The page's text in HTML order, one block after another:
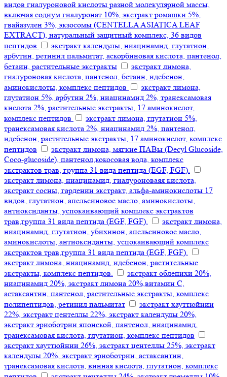
видов гиалуроновой кислоты разной молекулярной массы,
включая содиум гиалуронат 10%, экстракт ромашки 5%,
гвайазулен 3%, экзосомы (CENTELLA ASIATICA LEAF
EXTRACT), натуральный защитный комплекс, 36 видов
пептидов
экстракт календулы, ниацинамид, глутатион,
арбутин, ретинил пальмитат, аскорбиновая кислота, пантенол,
бетаин, растительные экстракты
экстракт лимона,
гиалуроновая кислота, пантенол, бетаин, идебенон,
аминокислоты, комплекс пептидов
экстракт лимона,
глутатион 5%, арбутин 2%, ниацинамид 2%, транексамовая
кислота 2%, растительные экстракты, 17 аминокислот,
комплекс пептидов
экстракт лимона, глутатион 5%,
транексамовая кислота 2%, ниацинамид 2%, пантенол,
идебенон, растительные экстракты, 17 аминокислот, комплекс
пептидов
экстракт лимона, мягкие ПАВы (Decyl Glucoside,
Coco-glucoside), пантенол,кокосовая вода, комплекс
экстрактов трав, группа 31 вида пептида (EGF, FGF).
экстракт лимона, ниацинамид, гиалуроноваяя кислота,
экстракт сосны, гардении экстракт, альфа-аминокислоты 17
видов, глутатион, апельсиновое масло, аминокислоты,
антиоксиданты, успокаивающий комплекс экстрактов
трав,группа 31 вида пептида (EGF, FGF).
экстракт лимона,
ниацинамид, глутатион, убихинон, апельсиновое масло,
аминокислоты, антиоксиданты, успокаивающий комплекс
экстрактов трав,группа 31 вида пептида (EGF, FGF).
экстракт лимона, ниацинамид, идебенон, растительные
экстракты, комплекс пептидов.
экстракт облепихи 20%,
ниацинамид 20%, экстракт лимона 20%,витамин С,
астаксантин, пантенол, растительные экстракты, комплекс
полипептидов, ретинил пальмитат
экстракт хауттюйнии
22%, экстракт центеллы 22%, экстракт календулы 20%,
экстракт эриоботрии японской, пантенол, ниацинамид,
транексамовая кислота, глутатион, комплекс пептидов
экстракт хауттюйнии 26%, экстракт центеллы 25%, экстракт
календулы 20%, экстракт эриоботрии, астаксантин,
транексамовая кислота, винная кислота, глутатион, комплекс